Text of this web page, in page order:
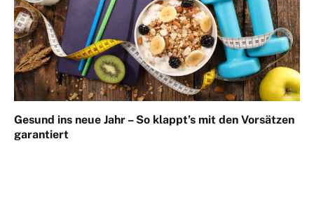
Gesund ins neue Jahr – So klappt’s mit den Vorsätzen
garantiert